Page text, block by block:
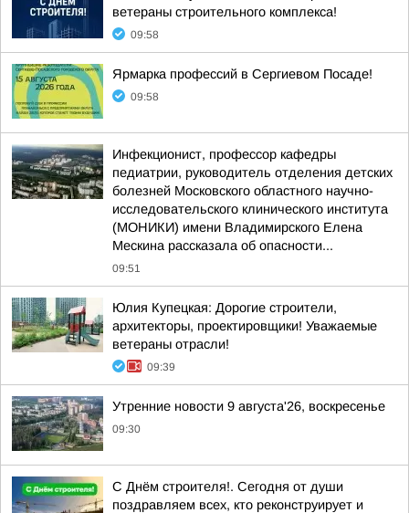
ветераны строительного комплекса!
09:58
Ярмарка профессий в Сергиевом Посаде!
09:58
Инфекционист, профессор кафедры
педиатрии, руководитель отделения детских
болезней Московского областного научно-
исследовательского клинического института
(МОНИКИ) имени Владимирского Елена
Мескина рассказала об опасности...
09:51
Юлия Купецкая: Дорогие строители,
архитекторы, проектировщики! Уважаемые
ветераны отрасли!
09:39
Утренние новости 9 августа'26, воскресенье
09:30
С Днём строителя!. Сегодня от души
поздравляем всех, кто реконструирует и